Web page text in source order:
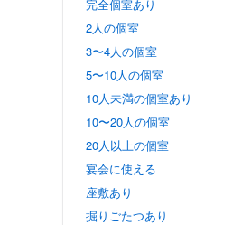
完全個室あり
2人の個室
3〜4人の個室
5〜10人の個室
10人未満の個室あり
10〜20人の個室
20人以上の個室
宴会に使える
座敷あり
掘りごたつあり